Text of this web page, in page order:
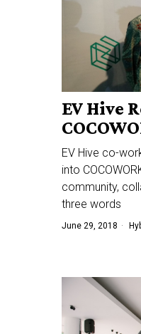
EV Hive
EV Hive co-
into
community,
three words
June 29, 2018